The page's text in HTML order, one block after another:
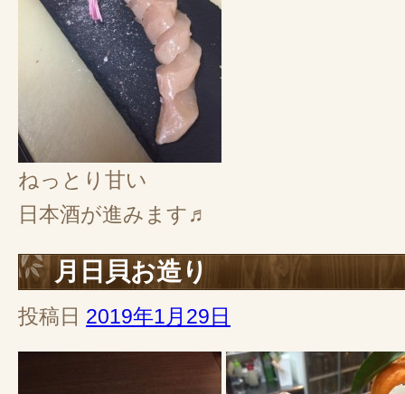
ねっとり甘い
日本酒が進みます♬
月日貝お造り
投稿日 2019年1月29日